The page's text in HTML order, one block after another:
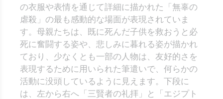
の衣服や表情を通じて詳細に描かれた「無辜の
虐殺」の最も感動的な場面が表現されていま
す。母親たちは、既に死んだ子供を救おうと必
死に奮闘する姿や、悲しみに暮れる姿が描かれ
ており、少なくとも一部の人物は、友好的さを
表現するために用いられた筆遣いで、何らかの
活動に没頭しているように見えます。下段に
は、左から右へ「三賢者の礼拝」と「エジプト